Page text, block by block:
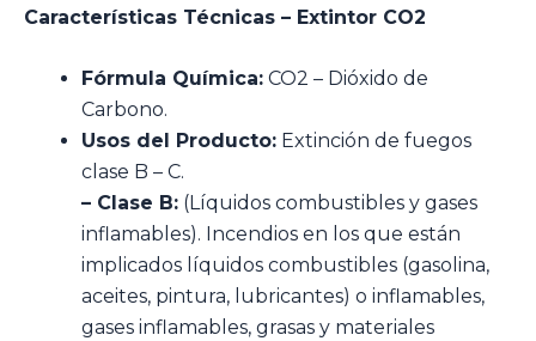
Características Técnicas – Extintor CO2
Fórmula Química: CO2 – Dióxido de
Carbono.
Usos del Producto: Extinción de fuegos
clase B – C.
– Clase B: (Líquidos combustibles y gases
inflamables). Incendios en los que están
implicados líquidos combustibles (gasolina,
aceites, pintura, lubricantes) o inflamables,
gases inflamables, grasas y materiales